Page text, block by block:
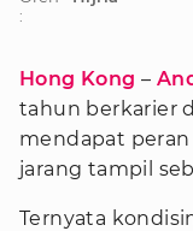
:
Hong Kong –
tahun berkarier
mendapat peran
jarang tampil
Ternyata